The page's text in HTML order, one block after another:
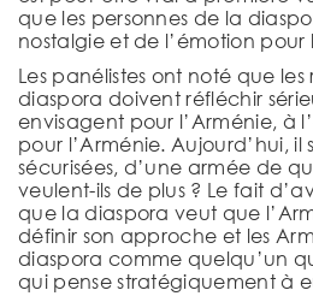
que les personnes de la
nostalgie et de l’émotion pour
Les panélistes ont noté que
diaspora doivent réfléchir
envisagent pour l’Arménie, à
pour l’Arménie. Aujourd’hui, il
sécurisées, d’une armée de
veulent-ils de plus ? Le fait
que la diaspora veut que
définir son approche et les
diaspora comme quelqu’un
qui pense stratégiquement à